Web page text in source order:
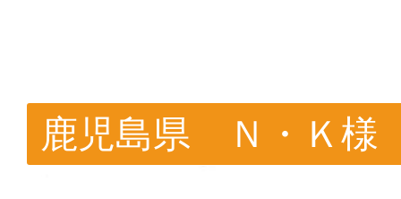
鹿児島県 Ｎ・Ｋ様